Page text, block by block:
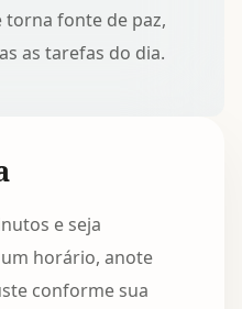
torna fonte de paz,
as tarefas do dia.
e seja
horário, anote
conforme sua